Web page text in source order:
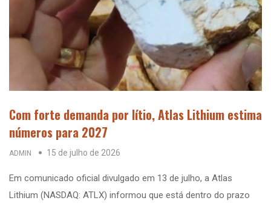
Com forte demanda por lítio, Atlas Lithium estima
números para 2027
ADMIN 15 de julho de 2026
Em comunicado oficial divulgado em 13 de julho, a Atlas
Lithium (NASDAQ: ATLX) informou que está dentro do prazo